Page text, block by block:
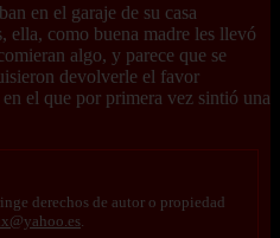
en el garaje de su casa
ella, como buena madre les llevó
algo, y parece que se
devolverle el favor
el que por primera vez sintió una
derechos de autor o propiedad